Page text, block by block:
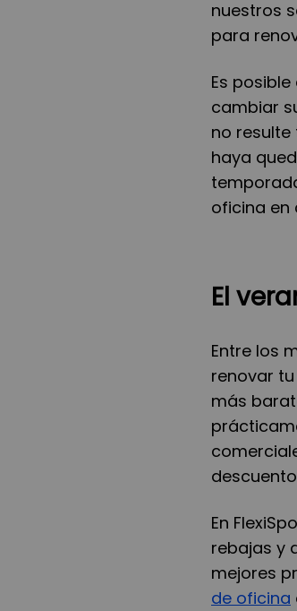
nuestros
para
Es
cambiar
no
haya
oficina en
El
Entre los
renovar
más
En
rebajas y
mejores
de oficina